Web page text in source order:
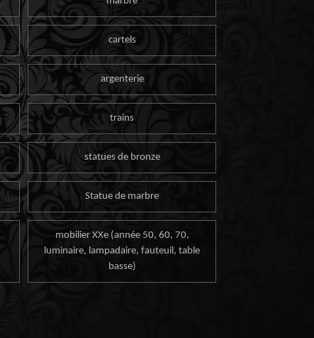
cartels
argenterie
trains
statues de bronze
Statue de marbre
mobilier XXe (année 50, 60, 70,
luminaire, lampadaire, fauteuil, table
basse)